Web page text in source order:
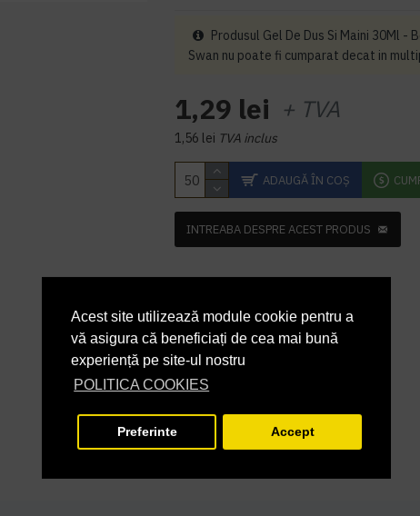
Acest site utilizează module cookie pentru a
vă asigura că beneficiați de cea mai bună
experiență pe site-ul nostru
POLITICA COOKIES
Preferinte Accept
1,29 lei + TVA
1,56 lei TVA inclus
ADAUGĂ ÎN COŞ
Produsul Gel De Dus Si Maini 30Ml -
Swan nu poate fi cumparat decat in
INTREABA DESPRE ACEST PRODUS